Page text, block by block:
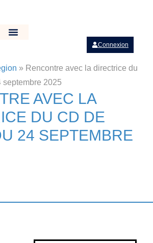
Connexion
» Rencontre avec la directrice du
septembre 2025
AVEC LA
DU CD DE
24 SEPTEMBRE